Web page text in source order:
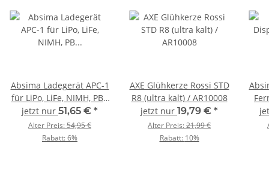
Absima Ladegerät APC-1
für LiPo, LiFe, NIMH, PB /
4000013
jetzt nur 51,65 € *
Alter Preis:54,95 €
Rabatt:6%
AXE Glühkerze Rossi STD
R8 (ultra kalt) / AR10008
jetzt nur 19,79 € *
Alter Preis:21,99 €
Rabatt: 10%